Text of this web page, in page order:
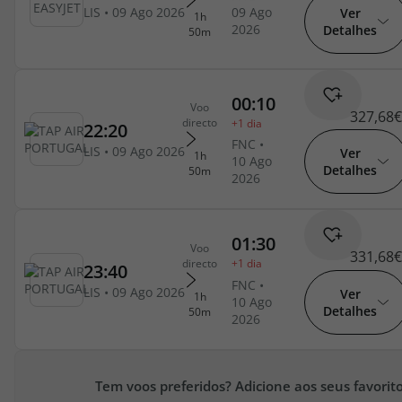
topatlantico@topatlantico.com
Ver
Detalhes
327,68€
Ver
Detalhes
331,68€
Ver
Detalhes
Tem voos preferidos? Adicione aos seus